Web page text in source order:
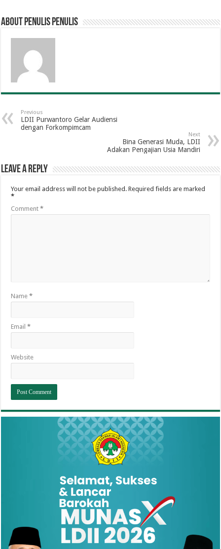
About penulis penulis
Previous
LDII Purwantoro Gelar Audiensi
dengan Forkompimcam
Next
Bina Generasi Muda, LDII
Adakan Pengajian Usia Mandiri
Leave a Reply
Your email address will not be published. Required fields are marked
*
Comment*
Name*
Email*
Website